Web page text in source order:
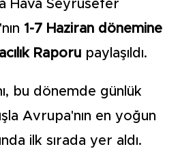
Hava Seyrüsefer
1-7 Haziran dönemine
Raporu paylaşıldı.
bu dönemde günlük
Avrupa'nın en yoğun
ilk sırada yer aldı.